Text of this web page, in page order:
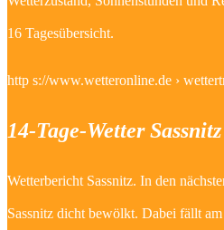
16 Tagesübersicht.
http s://www.wetteronline.de ›
14-Tage-Wetter
Wetterbericht Sassnitz. In den
Sassnitz dicht bewölkt. Dabei fällt